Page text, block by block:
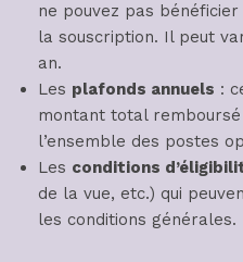
ne pouvez pas
la souscription. Il peut
an.
Les plafonds annuels :
montant total
l’ensemble des postes
Les conditions
de la vue, etc.) qui
les conditions générales.